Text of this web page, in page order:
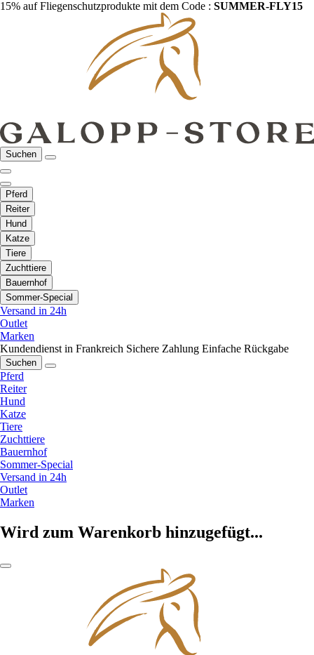
15% auf Fliegenschutzprodukte mit dem Code : SUMMER-FLY15
Suchen
Pferd
Reiter
Hund
Katze
Tiere
Zuchttiere
Bauernhof
Sommer-Special
Versand in 24h
Outlet
Marken
Kundendienst in Frankreich Sichere Zahlung Einfache Rückgabe
Suchen
Pferd
Reiter
Hund
Katze
Tiere
Zuchttiere
Bauernhof
Sommer-Special
Versand in 24h
Outlet
Marken
Wird zum Warenkorb hinzugefügt...